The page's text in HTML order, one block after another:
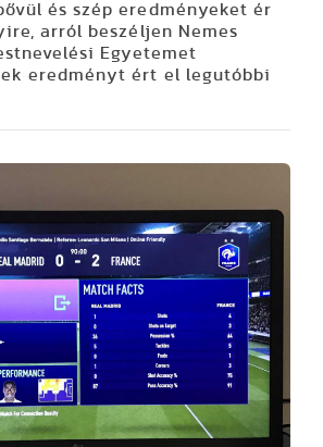
és szép eredményeket ér
arról beszéljen Nemes
Egyetemet
eredményt ért el legutóbbi